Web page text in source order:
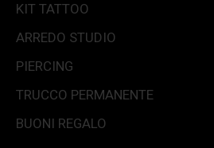
KIT TATTOO
ARREDO STUDIO
PIERCING
TRUCCO PERMANENTE
BUONI REGALO